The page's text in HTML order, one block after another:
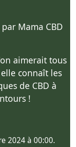
Mama CBD
aimerait tous
connaît les
de CBD à
!
2024 à 00:00.